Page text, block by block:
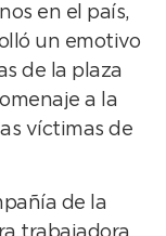
en el país,
un emotivo
de la plaza
a la
víctimas de
de la